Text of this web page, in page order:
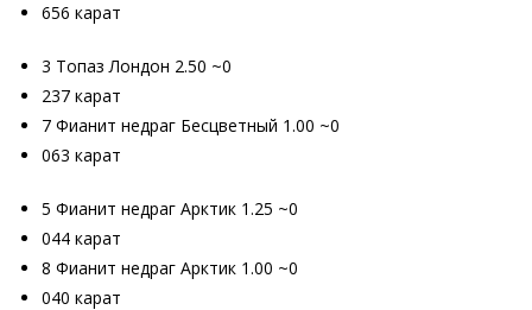
656 карат
3 Топаз Лондон 2.50 ~0
237 карат
7 Фианит недраг Бесцветный 1.00 ~0
063 карат
5 Фианит недраг Арктик 1.25 ~0
044 карат
8 Фианит недраг Арктик 1.00 ~0
040 карат